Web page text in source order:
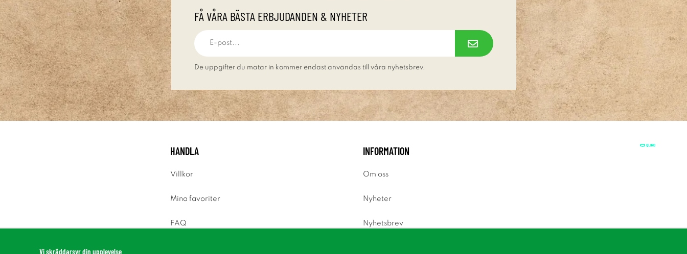
FÅ VÅRA BÄSTA ERBJUDANDEN & NYHETER
De uppgifter du matar in kommer endast användas till våra nyhetsbrev.
HANDLA
Villkor
Mina favoriter
FAQ
INFORMATION
Om oss
Nyheter
Nyhetsbrev
Vi skräddarsyr din upplevelse